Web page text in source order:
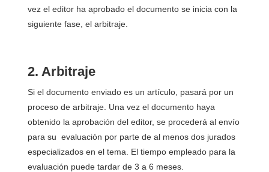
vez el editor ha aprobado el documento se inicia con la
siguiente fase, el arbitraje.
2. Arbitraje
Si el documento enviado es un artículo, pasará por un
proceso de arbitraje. Una vez el documento haya
obtenido la aprobación del editor, se procederá al envío
para su evaluación por parte de al menos dos jurados
especializados en el tema. El tiempo empleado para la
evaluación puede tardar de 3 a 6 meses.